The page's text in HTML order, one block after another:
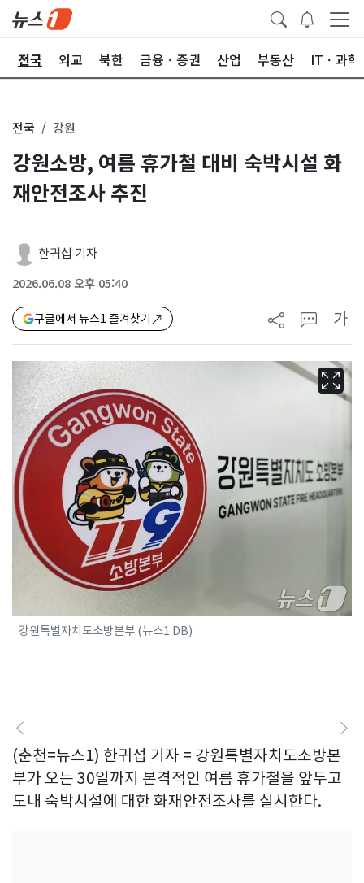
전국 외교 북한 금융ㆍ증권 산업 부동산 ITㆍ과학
전국 강원
강원소방, 여름 휴가철 대비 숙박시설 화
재안전조사 추진
한귀섭 기자
2026.06.08 오후 05:40
구글에서 뉴스1 즐겨찾기 가
강원특별자치도소방본부.(뉴스1 DB)
(춘천=뉴스1) 한귀섭 기자 = 강원특별자치도소방본
부가 오는 30일까지 본격적인 여름 휴가철을 앞두고
도내 숙박시설에 대한 화재안전조사를 실시한다.